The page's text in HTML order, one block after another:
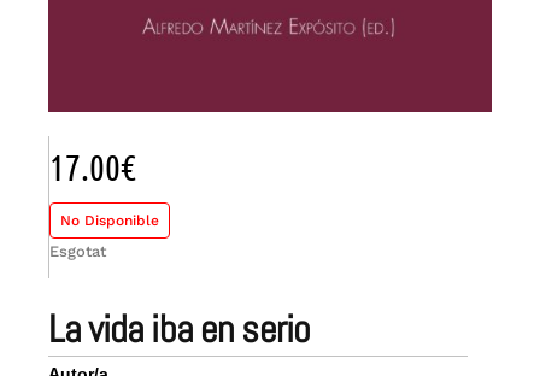
la vida iba en serio
17.00€
No Disponible
Esgotat